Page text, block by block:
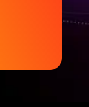
hasta